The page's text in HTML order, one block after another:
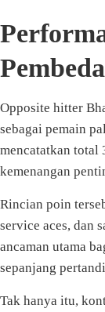
Opposite hitter
sebagai pemain
mencatatkan total
kemenangan
Rincian poin
service aces, dan
ancaman utama
sepanjang
Tak hanya itu,